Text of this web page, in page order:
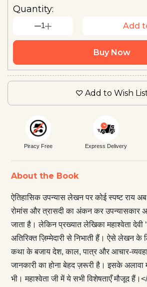
Quantity:
1 Add
Buy Now
Add to Wish
Piracy Free Express Delivery
About the Book
ऐतिहासिक उपन्यास लेखन पर कोई स्पष्ट राय
रोमांस और त्रासदी का अंकन कर उपन्यासकार
जाता है। लेकिन प्रख्यात लेखिका महाश्वेता देवी
अतिरिक्त ज़िम्मेदारी से निभाती हैं। ऐसे लेखन के
कथा के बजाय देश, काल, पात्र और आचार-
जानकारी का होना बेहद ज़रूरी है। इसके
भी। महाश्वेता जी में ये सभी विशेषताएँ मौजूद